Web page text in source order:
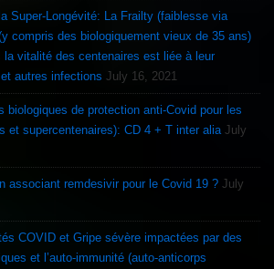
compris des biologiquement vieux de 35 ans)
vitalité des centenaires est liée à leur
autres infections July 16, 2021
biologiques de protection anti-Covid pour les
et supercentenaires): CD 4 + T inter alia July
associant remdesivir pour le Covid 19 ? July
COVID et Gripe sévère impactées par des
et l’auto-immunité (auto-anticorps